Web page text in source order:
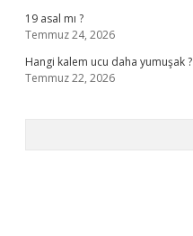
19 asal mı ?
Temmuz 24, 2026
Hangi kalem ucu daha yumuşak ?
Temmuz 22, 2026